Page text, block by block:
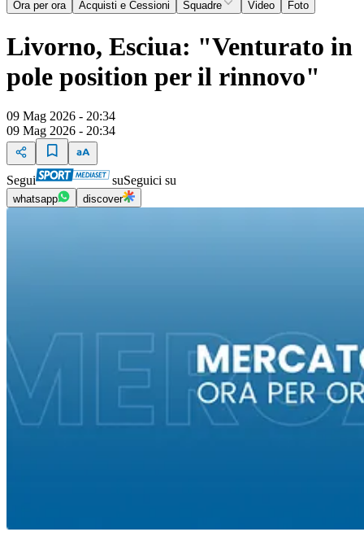
Ora per ora Acquisti e Cessioni Squadre Video Foto
Livorno, Esciua: "Venturato in
pole position per il rinnovo"
09 Mag 2026 - 20:34
09 Mag 2026 - 20:34
Segui suSeguici su
whatsapp discover